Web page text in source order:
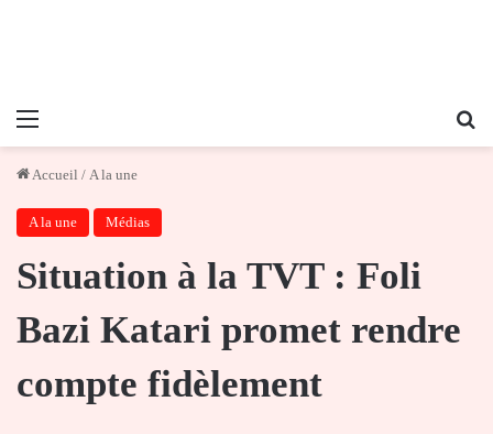
Menu
Accueil / A la une
A la une Médias
Situation à la TVT : Foli
Bazi Katari promet rendre
compte fidèlement